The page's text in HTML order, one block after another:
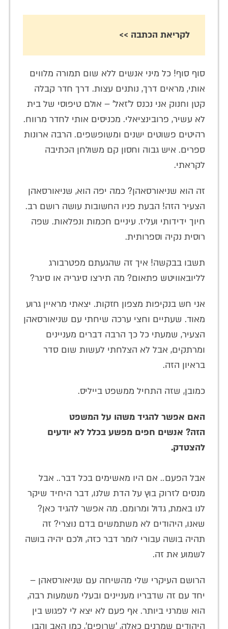
לקריאת הכתבה >>
סוף סוף! כל מיני אנשים ללא שום תמורה מלווים
אותי, מראים דרך, נותנים עצות. דרך חדר קבלה
קטן וחנוק אני נכנס ל'זאל' – אולם טיפוסי של בית
לא עשיר, פרובינציאלי. מכניסים אותי לחדר מרווח.
רהיטים פשוטים ישנים ומשופשפים. הרבה ארונות
ספרים. איש גבוה וחסון קם משולחן הכתיבה
לקראתי.
זה הוא שניאורסאהן? כמה יפה הוא, שניאורסאהן
הצעיר הזה! הבעת פניו החשובות עושה רושם רב.
חיוך ידידותי ועליז. עיניים חכמות ונפלאות. שפה
רוסית נקיה וספרותית.
תשבו בבקשה! איך זה שהגעתם מפטרבורג
לליובאוויטש פתאום? מה תירצו סיגריה או סיגר?
אני חש בנקיפות מצפון חזקות. יצאתי מראיין גרוע
מאוד. שעתיים וחצי ערכה שיחתי עם שניאורסאהן
הצעיר, שמעתי כל כך הרבה דברים מעניינים
ומרתקים, אבל לא הצלחתי לעשות שום סדר
בראיון הזה.
כמובן, שזה התחיל ממשפט בייליס.
האם אפשר להגיד משהו על המשפט
הזה? אנשים חפים מפשע בכלל לא יודעים
להצטדק.
אבל הפעם.. אם היו מאשימים בכל דבר.. אבל
מנסים לזרוק בוץ על הדת שלנו, דבר היחיד שיקר
לנו באמת, גדול ומרומם. מה אפשר להגיד כאן?
שאנו, היהודים לא משתמשים בדם נוצרי? זה
תהיה בושה עבורי לומר דבר כזה, ולכם יהיה בושה
לשמוע את זה.
הרושם העיקרי שלי מהשיחה עם שניאורסאהן –
יחד עם זה שדבריו מעניינים ובעלי משמעות רבה,
הוא שמרני ביותר. אף פעם לא יצא לי לפגוש בין
היהודים שמרנים כאלה, 'שרופים', כמו האב והבן